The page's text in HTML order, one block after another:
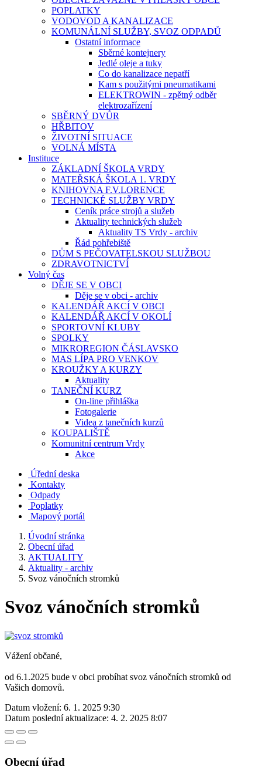
POPLATKY
VODOVOD A KANALIZACE
KOMUNÁLNÍ SLUŽBY, SVOZ ODPADŮ
Ostatní informace
Sběrné kontejnery
Jedlé oleje a tuky
Co do kanalizace nepatří
Kam s použitými pneumatikami
ELEKTROWIN - zpětný odběr
elektrozařízení
SBĚRNÝ DVŮR
HŘBITOV
ŽIVOTNÍ SITUACE
VOLNÁ MÍSTA
Instituce
ZÁKLADNÍ ŠKOLA VRDY
MATEŘSKÁ ŠKOLA 1. VRDY
KNIHOVNA F.V.LORENCE
TECHNICKÉ SLUŽBY VRDY
Ceník práce strojů a služeb
Aktuality technických služeb
Aktuality TS Vrdy - archiv
Řád pohřebiště
DŮM S PEČOVATELSKOU SLUŽBOU
ZDRAVOTNICTVÍ
Volný čas
DĚJE SE V OBCI
Děje se v obci - archiv
KALENDÁŘ AKCÍ V OBCI
KALENDÁŘ AKCÍ V OKOLÍ
SPORTOVNÍ KLUBY
SPOLKY
MIKROREGION ČÁSLAVSKO
MAS LÍPA PRO VENKOV
KROUŽKY A KURZY
Aktuality
TANEČNÍ KURZ
On-line přihláška
Fotogalerie
Videa z tanečních kurzů
KOUPALIŠTĚ
Komunitní centrum Vrdy
Akce
Úřední deska
Kontakty
Odpady
Poplatky
Mapový portál
Úvodní stránka
Obecní úřad
AKTUALITY
Aktuality - archiv
Svoz vánočních stromků
Svoz vánočních stromků
Vážení občané,
od 6.1.2025 bude v obci probíhat svoz vánočních stromků od
Vašich domovů.
Datum vložení: 6. 1. 2025 9:30
Datum poslední aktualizace: 4. 2. 2025 8:07
Obecní úřad